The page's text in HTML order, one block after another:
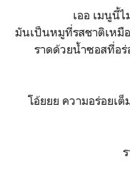
เออ เมนูนี้ไ
มันเป็นหมูที่รสชาติเหมื
ราดด้วยน้ำซอสที่อ
โอ้ยยย ความอร่อยเ